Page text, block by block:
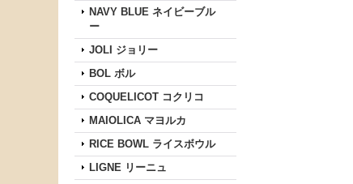
NAVY BLUE ネイビーブル
ー
JOLI ジョリー
BOL ボル
COQUELICOT コクリコ
MAIOLICA マヨルカ
RICE BOWL ライスボウル
LIGNE リーニュ